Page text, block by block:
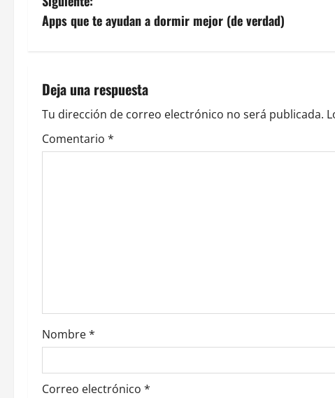
v
g
a
c
e
n
t
Apps que te ayudan a dormir mejor (de verdad)
Deja una respuesta
Tu dirección de correo electrónico no será publicada.
Comentario *
Nombre*
Correo electrónico *